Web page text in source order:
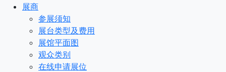
展商
参展须知
展台类型及费用
展馆平面图
观众类别
在线申请展位